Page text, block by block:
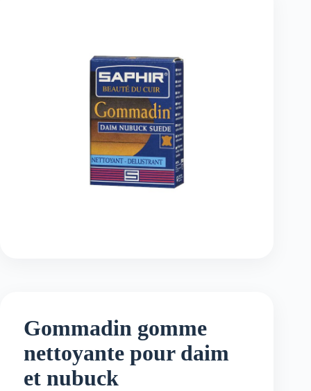
Gommadin gomme
nettoyante pour daim
et nubuck